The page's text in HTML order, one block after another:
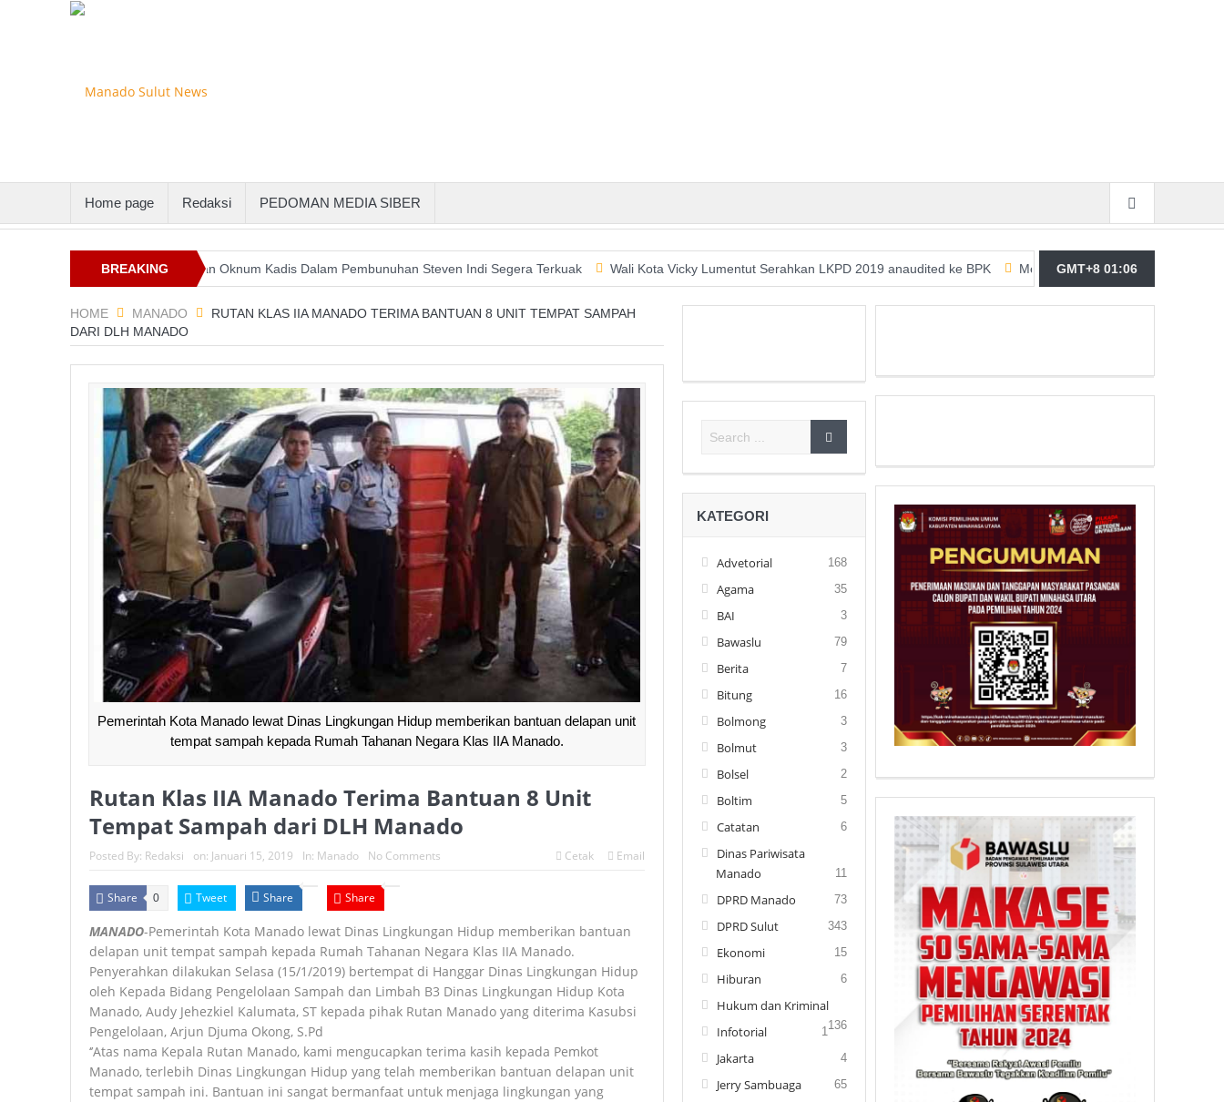
Home page Redaksi PEDOMAN MEDIA SIBER
BREAKING
NEWS
Keterlibatan Oknum Kadis Dalam Pembunuhan Steven Indi Segera Terkuak Wali Kota Vicky Lumentut Serahkan LKPD 2019 anaudited ke BPK Merasa Terpangil, GMBI Wilter Sulut Siap
GMT+8 01:06
HOME MANADO
RUTAN KLAS IIA MANADO TERIMA BANTUAN 8 UNIT TEMPAT SAMPAH
DARI DLH MANADO
Pemerintah Kota Manado lewat Dinas Lingkungan Hidup memberikan bantuan delapan unit
tempat sampah kepada Rumah Tahanan Negara Klas IIA Manado.
Rutan Klas IIA Manado Terima Bantuan 8 Unit
Tempat Sampah dari DLH Manado
Posted By: Redaksi on: Januari 15, 2019 In: Manado No Comments Cetak Email
Share 0 Tweet Share Share
MANADO-Pemerintah Kota Manado lewat Dinas Lingkungan Hidup memberikan bantuan
delapan unit tempat sampah kepada Rumah Tahanan Negara Klas IIA Manado.
Penyerahkan dilakukan Selasa (15/1/2019) bertempat di Hanggar Dinas Lingkungan Hidup
oleh Kepada Bidang Pengelolaan Sampah dan Limbah B3 Dinas Lingkungan Hidup Kota
Manado, Audy Jehezkiel Kalumata, ST kepada pihak Rutan Manado yang diterima Kasubsi
Pengelolaan, Arjun Djuma Okong, S.Pd
‘’Atas nama Kepala Rutan Manado, kami mengucapkan terima kasih kepada Pemkot
Manado, terlebih Dinas Lingkungan Hidup yang telah memberikan bantuan delapan unit
tempat sampah ini. Bantuan ini sangat bermanfaat untuk menjaga lingkungan yang
KATEGORI
Advetorial 168
Agama 35
BAI 3
Bawaslu 79
Berita 7
Bitung 16
Bolmong 3
Bolmut 3
Bolsel 2
Boltim 5
Catatan 6
Dinas Pariwisata
Manado
11
DPRD Manado 73
DPRD Sulut 343
Ekonomi 15
Hiburan 6
Hukum dan Kriminal
136
Infotorial 1
Jakarta 4
Jerry Sambuaga 65